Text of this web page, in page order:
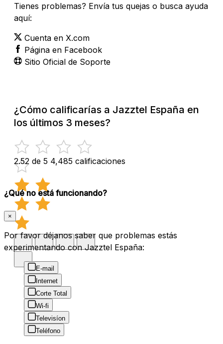
Tienes problemas? Envía tus quejas o busca ayuda
aquí:
Cuenta en X.com
Página en Facebook
Sitio Oficial de Soporte
¿Cómo calificarías a Jazztel España en
los últimos 3 meses?
2.52 de 5 4,485 calificaciones
¿Qué no está funcionando?
×
Por favor déjanos saber que problemas estás
experimentando con Jazztel España:
E-mail
Internet
Corte Total
Wi-fi
Televisíon
Teléfono